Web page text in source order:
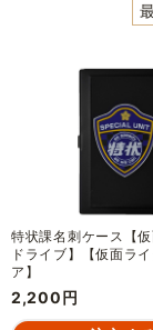
特状課名刺ケース【
ドライブ】【仮面ラ
ア】
2,200円